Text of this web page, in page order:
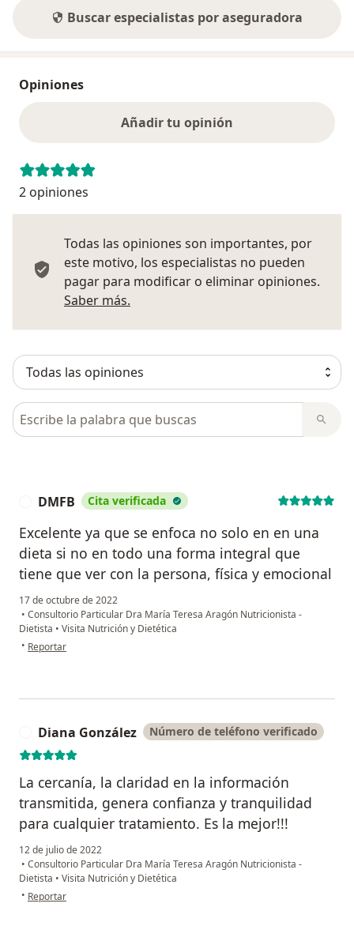
Buscar especialistas por aseguradora
Opiniones
Añadir tu opinión
2 opiniones
Todas las opiniones son importantes, por
este motivo, los especialistas no pueden
pagar para modificar o eliminar opiniones.
Saber más.
Busca en opiniones
DMFB Cita verificada
Excelente ya que se enfoca no solo en en una
dieta si no en todo una forma integral que
tiene que ver con la persona, física y emocional
17 de octubre de 2022
• Consultorio Particular Dra María Teresa Aragón Nutricionista -
Dietista • Visita Nutrición y Dietética
• en opinión del usuario DMFB
Reportar
Diana González Número de teléfono verificado
La cercanía, la claridad en la información
transmitida, genera confianza y tranquilidad
para cualquier tratamiento. Es la mejor!!!
12 de julio de 2022
• Consultorio Particular Dra María Teresa Aragón Nutricionista -
Dietista • Visita Nutrición y Dietética
• en opinión del usuario Diana González
Reportar